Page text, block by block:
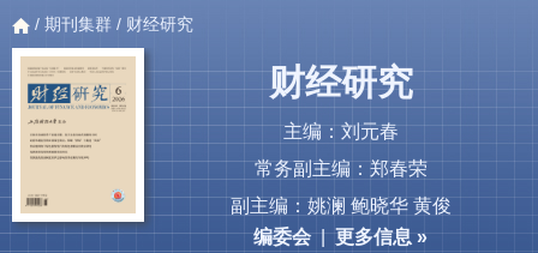
/ 期刊集群 / 财经研究
财经研究
主编：刘元春
常务副主编：郑春荣
副主编：姚澜 鲍晓华 黄俊
编委会|更多信息 »